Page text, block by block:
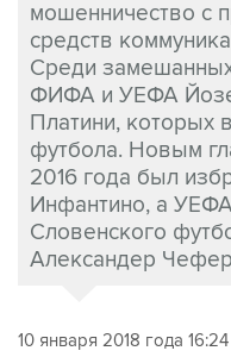
мошенничество с
средств
Среди
ФИФА и УЕФА
Платини, которых
футбола. Новым
2016 года был
Инфантино, а
Словенского
Александер
10 января 2018 года 16:24